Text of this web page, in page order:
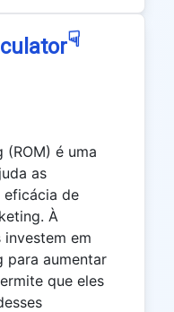
☟
é uma
as
eficácia de
À
em
para aumentar
que eles